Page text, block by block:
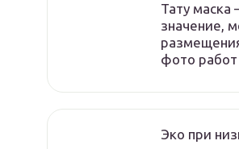
Тату маска
значение,
фото работ
Эко при